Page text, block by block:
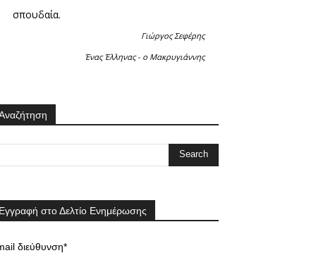
σπουδαία.
Γιώργος Σεφέρης
Ένας Έλληνας - ο Μακρυγιάννης
στο Δελτίο Ενημέρωσης
διεύθυνση*